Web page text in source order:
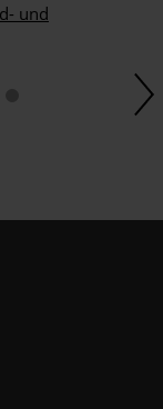
und